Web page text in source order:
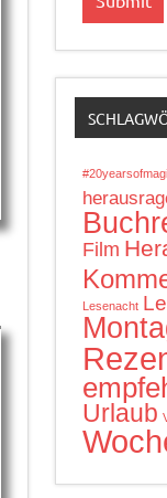
Film
Lesenacht
Urlaub